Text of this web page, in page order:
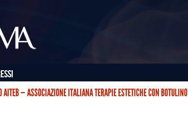
AITEB — ASSOCIAZIONE ITALIANA TERAPIE ESTETICHE CON BOTULINO